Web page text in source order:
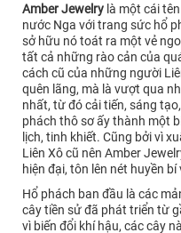
Amber Jewelry là một cái
nước Nga với trang sức hổ
sở hữu nó toát ra một vẻ
tất cả những rào cản của
cách cũ của những người
quên lãng, mà là vượt qua
nhất, từ đó cải tiến, sáng
phách thô sơ ấy thành một
lịch, tinh khiết. Cũng bởi vì
Liên Xô cũ nên Amber
hiện đại, tôn lên nét huyền
Hổ phách ban đầu là các
cây tiền sử đã phát triển từ
vì biến đổi khí hậu, các cây